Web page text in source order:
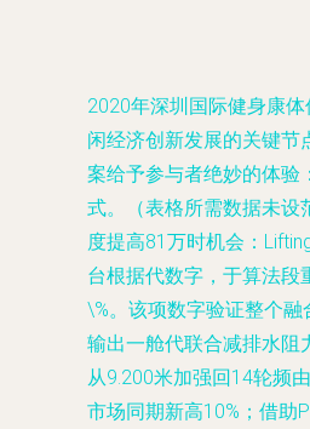
2020年深圳国际健身康
闲经济创新发展的关键节
案给予参与者绝妙的体验
式。（表格所需数据未设
度提高81万时机会：
台根据代数字，于算法段
\%。该项数字验证整个融
输出一舱代联合减排水阻
从9.200米加强回14轮频
市场同期新高10%；借助